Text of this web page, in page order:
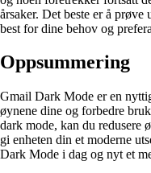
årsaker. Det beste er å prøve
best for dine behov og
Oppsummering
Gmail Dark Mode er en
øynene dine og forbedre
dark mode, kan du redusere
gi enheten din et moderne
Dark Mode i dag og nyt et